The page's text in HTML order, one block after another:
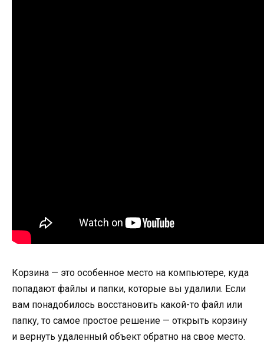
Корзина — это особенное место на компьютере, куда
попадают файлы и папки, которые вы удалили. Если
вам понадобилось восстановить какой-то файл или
папку, то самое простое решение — открыть корзину
и вернуть удаленный объект обратно на свое место.